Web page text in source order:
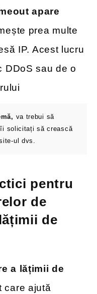
apare
prea multe
IP. Acest lucru
DDoS sau de o
va trebui să
solicitați să crească
ul dvs.
pentru
de
de
a lățimii de
care ajută